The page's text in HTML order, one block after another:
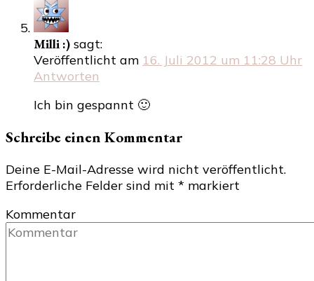
Milli :) sagt:
Veröffentlicht am 16. Juli 2012 um 11:28 Uhr
Antworten
Ich bin gespannt 🙂
Schreibe einen Kommentar
Deine E-Mail-Adresse wird nicht veröffentlicht.
Erforderliche Felder sind mit * markiert
Kommentar